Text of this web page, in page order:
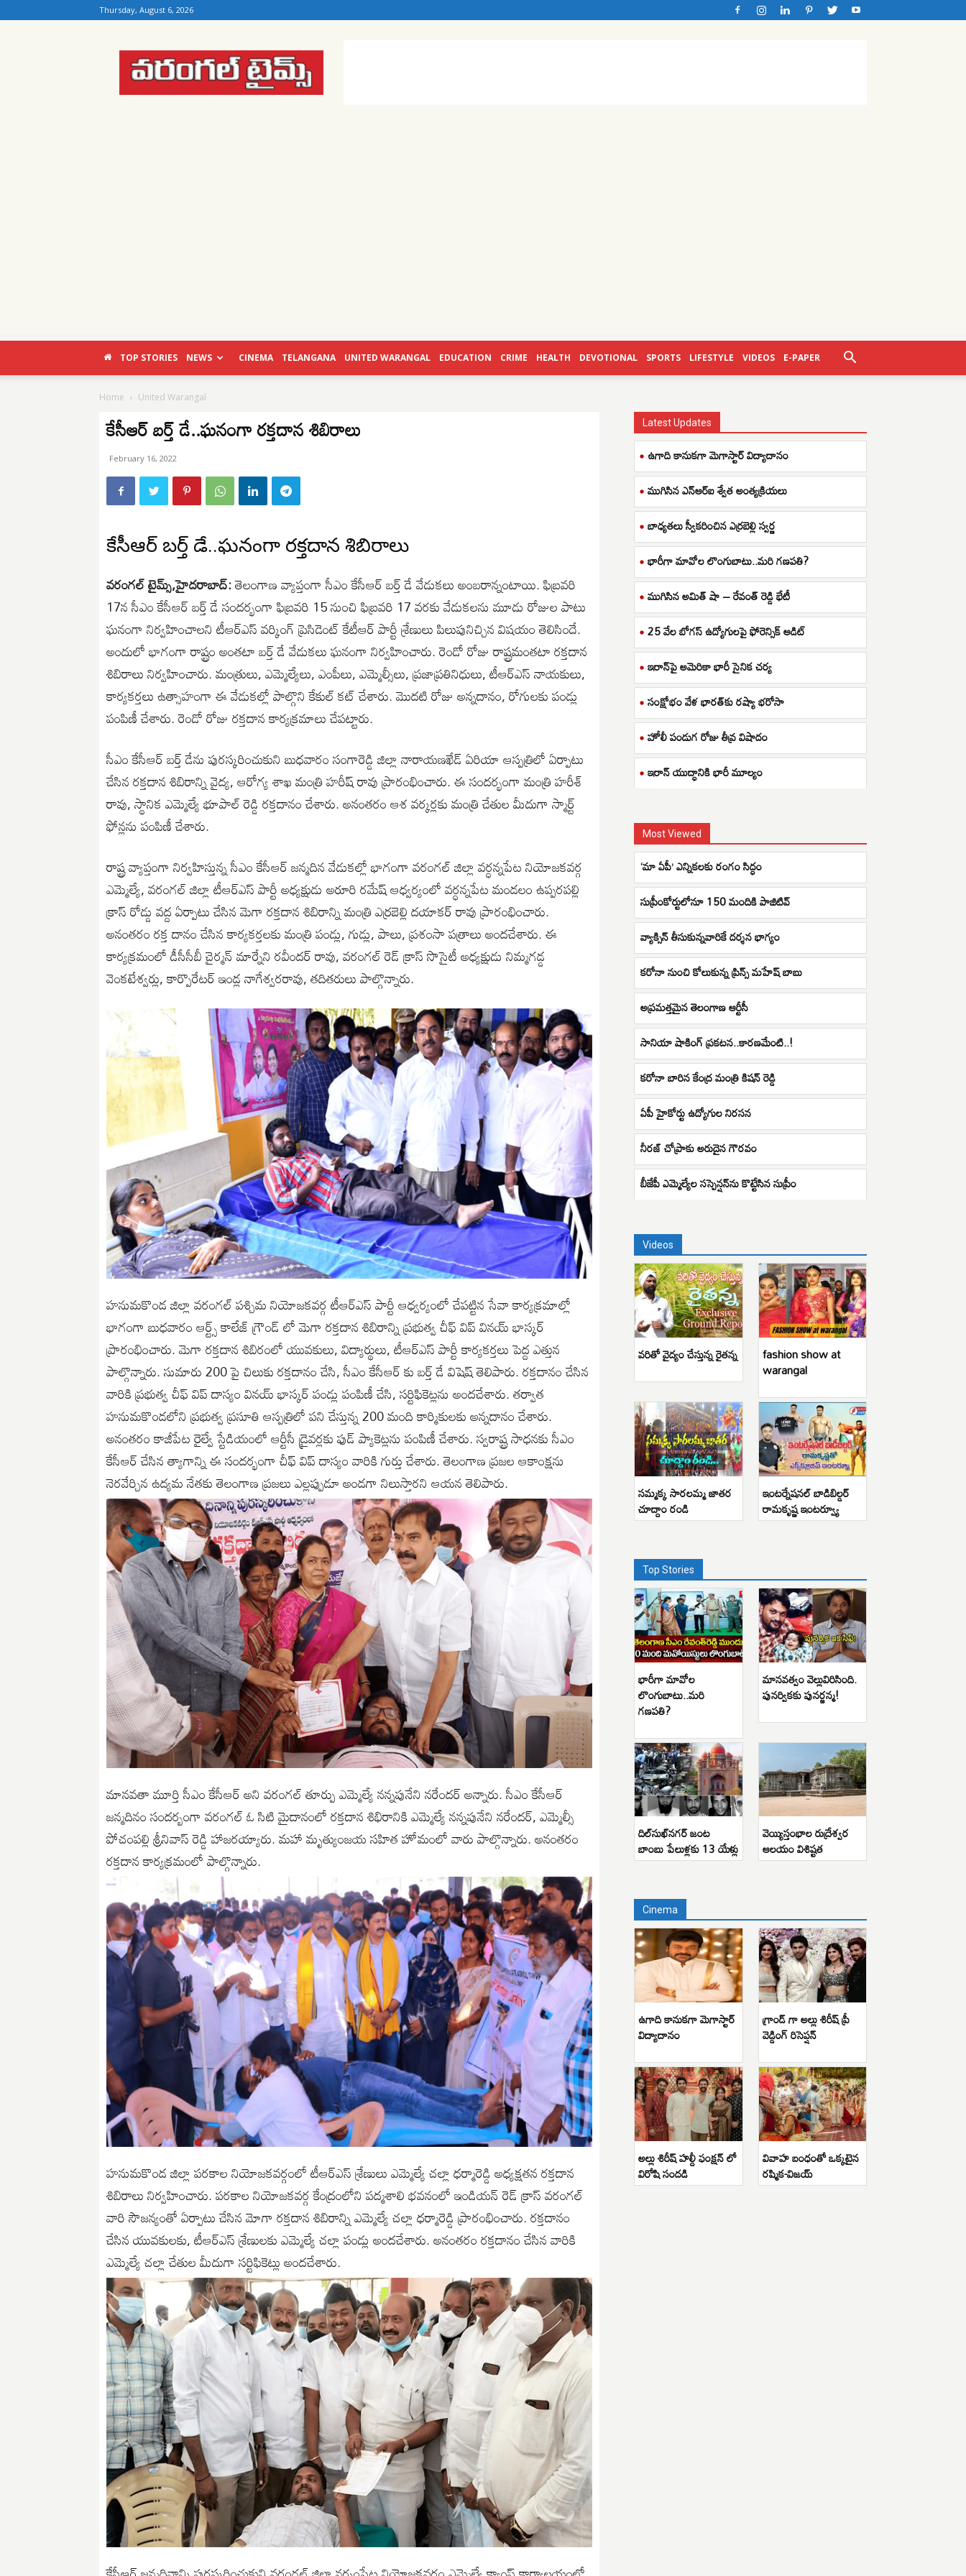
Thursday, August 6, 2026
Warangal
Times
TOP STORIES NEWS CINEMA TELANGANA UNITED WARANGAL EDUCATION CRIME HEALTH DEVOTIONAL SPORTS LIFESTYLE VIDEOS E-PAPER
Home United Warangal
కేసీఆర్ బర్త్ డే..ఘనంగా రక్తదాన శిబిరాలు
February 16, 2022
కేసీఆర్ బర్త్ డే..ఘనంగా రక్తదాన శిబిరాలు
వరంగల్ టైమ్స్,హైదరాబాద్:తెలంగాణ వ్యాప్తంగా సీఎం కేసీఆర్ బర్త్ డే వేడుకలు అంబరాన్నంటాయి. ఫిబ్రవరి
17న సీఎం కేసీఆర్ బర్త్ డే సందర్భంగా ఫిబ్రవరి 15 నుంచి ఫిబ్రవరి 17 వరకు వేడుకలను మూడు రోజుల పాటు
ఘనంగా నిర్వహించాలని టీఆర్ఎస్ వర్కింగ్ ప్రెసిడెంట్ కేటీఆర్ పార్టీ శ్రేణులు పిలుపునిచ్చిన విషయం తెలిసిందే.
అందులో భాగంగా రాష్ట్రం అంతటా బర్త్ డే వేడుకలు ఘనంగా నిర్వహించారు. రెండో రోజు రాష్ట్రమంతటా రక్తదాన
శిబిరాలు నిర్వహించారు. మంత్రులు, ఎమ్మెల్యేలు, ఎంపీలు, ఎమ్మెల్సీలు, ప్రజాప్రతినిధులు, టీఆర్ఎస్ నాయకులు,
కార్యకర్తలు ఉత్సాహంగా ఈ వేడుకల్లో పాల్గొని కేకుల్ కట్ చేశారు. మొదటి రోజు అన్నదానం, రోగులకు పండ్లు
పంపిణీ చేశారు. రెండో రోజు రక్తదాన కార్యక్రమాలు చేపట్టారు.
సీఎం కేసీఆర్ బర్త్ డేను పురస్కరించుకుని బుధవారం సంగారెడ్డి జిల్లా నారాయణఖేడ్ ఏరియా ఆస్పత్రిలో ఏర్పాటు
చేసిన రక్తదాన శిబిరాన్ని వైద్య, ఆరోగ్య శాఖ మంత్రి హరీష్ రావు ప్రారంభించారు. ఈ సందర్భంగా మంత్రి హరీశ్
రావు, స్థానిక ఎమ్మెల్యే భూపాల్ రెడ్డి రక్తదానం చేశారు. అనంతరం ఆశ వర్కర్లకు మంత్రి చేతుల మీదుగా స్మార్ట్
ఫోన్లను పంపిణీ చేశారు.
రాష్ట్ర వ్యాప్తంగా నిర్వహిస్తున్న సీఎం కేసీఆర్ జన్మదిన వేడుకల్లో భాగంగా వరంగల్ జిల్లా వర్ధన్నపేట నియోజకవర్గ
ఎమ్మెల్యే, వరంగల్ జిల్లా టీఆర్ఎస్ పార్టీ అధ్యక్షుడు అరూరి రమేష్ ఆధ్వర్యంలో వర్ధన్నపేట మండలం ఉప్పరపల్లి
క్రాస్ రోడ్డు వద్ద ఏర్పాటు చేసిన మెగా రక్తదాన శిబిరాన్ని మంత్రి ఎర్రబెల్లి దయాకర్ రావు ప్రారంభించారు.
అనంతరం రక్త దానం చేసిన కార్యకర్తలకు మంత్రి పండ్లు, గుడ్లు, పాలు, ప్రశంసా పత్రాలు అందచేశారు. ఈ
కార్యక్రమంలో డీసీసీబీ చైర్మన్ మార్నేని రవీందర్ రావు, వరంగల్ రెడ్ క్రాస్ సొసైటీ అధ్యక్షుడు నిమ్మగడ్డ
వెంకటేశ్వర్లు, కార్పొరేటర్ ఇండ్ల నాగేశ్వరరావు, తదితరులు పాల్గొన్నారు.
హనుమకొండ జిల్లా వరంగల్ పశ్చిమ నియోజకవర్గ టీఆర్ఎస్ పార్టీ ఆధ్వర్యంలో చేపట్టిన సేవా కార్యక్రమాల్లో
భాగంగా బుధవారం ఆర్ట్స్ కాలేజ్ గ్రౌండ్ లో మెగా రక్తదాన శిబిరాన్ని ప్రభుత్వ చీఫ్ విప్ వినయ్ భాస్కర్
ప్రారంభించారు. మెగా రక్తదాన శిబిరంలో యువకులు, విద్యార్థులు, టీఆర్ఎస్ పార్టీ కార్యకర్తలు పెద్ద ఎత్తున
పాల్గొన్నారు. సుమారు 200 పై చిలుకు రక్తదానం చేసి, సీఎం కేసీఆర్ కు బర్త్ డే విషెష్ తెలిపారు. రక్తదానం చేసిన
వారికి ప్రభుత్వ చీఫ్ విప్ దాస్యం వినయ్ భాస్కర్ పండ్లు పంపిణీ చేసి, సర్టిఫికెట్లను అందచేశారు. తర్వాత
హనుమకొండలోని ప్రభుత్వ ప్రసూతి ఆస్పత్రిలో పని చేస్తున్న 200 మంది కార్మికులకు అన్నదానం చేశారు.
అనంతరం కాజీపేట రైల్వే స్టేడియంలో ఆర్టీసీ డ్రైవర్లకు ఫుడ్ ప్యాకెట్లను పంపిణీ చేశారు. స్వరాష్ట్ర సాధనకు సీఎం
కేసీఆర్ చేసిన త్యాగాన్ని ఈ సందర్భంగా చీఫ్ విప్ దాస్యం వారికి గుర్తు చేశారు. తెలంగాణ ప్రజల ఆకాంక్షను
నెరవేర్చిన ఉద్యమ నేతకు తెలంగాణ ప్రజలు ఎల్లప్పుడూ అండగా నిలుస్తారని ఆయన తెలిపారు.
మానవతా మూర్తి సీఎం కేసీఆర్ అని వరంగల్ తూర్పు ఎమ్మెల్యే నన్నపునేని నరేందర్ అన్నారు. సీఎం కేసీఆర్
జన్మదినం సందర్బంగా వరంగల్ ఓ సిటి మైదానంలో రక్తదాన శిభిరానికి ఎమ్మెల్యే నన్నపునేని నరేందర్, ఎమ్మెల్సీ
పోచంపల్లి శ్రీనివాస్ రెడ్డి హాజరయ్యారు. మహా మృత్యుంజయ సహిత హోమంలో వారు పాల్గొన్నారు. అనంతరం
రక్తదాన కార్యక్రమంలో పాల్గొన్నారు.
హనుమకొండ జిల్లా పరకాల నియోజకవర్గంలో టీఆర్ఎస్ శ్రేణులు ఎమ్మెల్యే చల్లా ధర్మారెడ్డి అధ్యక్షతన రక్తదాన
శిబిరాలు నిర్వహించారు. పరకాల నియోజకవర్గ కేంద్రంలోని పద్మశాలి భవనంలో ఇండియన్ రెడ్ క్రాస్ వరంగల్
వారి సౌజన్యంతో ఏర్పాటు చేసిన మోగా రక్తదాన శిబిరాన్ని ఎమ్మెల్యే చల్లా ధర్మారెడ్డి ప్రారంభించారు. రక్తదానం
చేసిన యువకులకు, టీఆర్ఎస్ శ్రేణులకు ఎమ్మెల్యే చల్లా పండ్లు అందచేశారు. అనంతరం రక్తదానం చేసిన వారికి
ఎమ్మెల్యే చల్లా చేతుల మీదుగా సర్టిఫికెట్లు అందచేశారు.
Latest Updates
ఉగాది కానుకగా మెగాస్టార్ విద్యాదానం
ముగిసిన ఎన్ఆర్ఐ శ్వేత అంత్యక్రియలు
బాధ్యతలు స్వీకరించిన ఎర్రబెల్లి స్వర్ణ
భారీగా మావోల లొంగుబాటు..మరి గణపతి?
ముగిసిన అమిత్ షా – రేవంత్ రెడ్డి భేటీ
25 వేల బోగస్ ఉద్యోగులపై ఫోరెన్సిక్ ఆడిట్
ఇరాన్‌పై అమెరికా భారీ సైనిక చర్య
సంక్షోభం వేళ భారత్‌కు రష్యా భరోసా
హోలీ పండుగ రోజు తీవ్ర విషాదం
ఇరాన్ యుద్ధానికి భారీ మూల్యం
Most Viewed
‘మా ఏపీ’ ఎన్నికలకు రంగం సిద్ధం
సుప్రీంకోర్టులోనూ 150 మందికి పాజిటివ్
వ్యాక్సిన్ తీసుకున్నవారికే దర్శన భాగ్యం
కరోనా నుంచి కోలుకున్న ప్రిన్స్ మహేష్ బాబు
అప్రమత్తమైన తెలంగాణ ఆర్టీసీ
సానియా షాకింగ్ ప్రకటన..కారణమేంటి..!
కరోనా బారిన కేంద్ర మంత్రి కిషన్ రెడ్డి
ఏపీ హైకోర్టు ఉద్యోగుల నిరసన
నీరజ్ చోప్రాకు అరుదైన గౌరవం
బీజేపీ ఎమ్మెల్యేల సస్పెన్షన్‌ను కొట్టేసిన సుప్రీం
Videos
వరితో వైద్యం చేస్తున్న రైతన్న fashion show at
warangal
సమ్మక్క సారలమ్మ జాతర
చూద్దాం రండి
ఇంటర్నేషనల్ బాడిబిల్డర్
రామకృష్ణ ఇంటర్వ్యూ
Top Stories
భారీగా మావోల
లొంగుబాటు..మరి
గణపతి?
మానవత్వం వెల్లువిరిసింది.
పునర్వికకు పునర్జన్మ!
దిల్‌సుఖ్‌నగర్ జంట
బాంబు పేలుళ్లకు 13 యేళ్లు
వెయ్యిస్తంభాల రుద్రేశ్వర
ఆలయం విశిష్టత
Cinema
ఉగాది కానుకగా మెగాస్టార్
విద్యాదానం
గ్రాండ్ గా అల్లు శిరీష్ ప్రీ
వెడ్డింగ్ రిసెప్షన్
అల్లు శిరీష్ హల్దీ ఫంక్షన్ లో
విరోషి సందడి
వివాహ బంధంతో ఒక్కటైన
రష్మిక-విజయ్